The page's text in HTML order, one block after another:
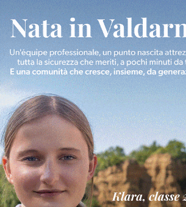
In vetrina 3 Agosto 2026
Estra Notizie agosto: Smart
studenti coinvolti, torna il bando
debutta il podcast Estrair
Più lette